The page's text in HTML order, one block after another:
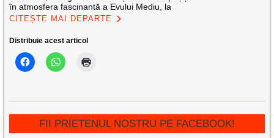
în atmosfera fascinantă a Evului Mediu, la
CITEȘTE MAI DEPARTE
Distribuie acest articol
FII PRIETENUL NOSTRU PE FACEBOOK!